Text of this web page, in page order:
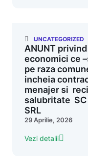
UNCATEGORIZED
ANUNT
economici ce
pe raza
incheia
menajer si
salubritate SC
SRL
29 Aprilie, 2026
Vezi detalii